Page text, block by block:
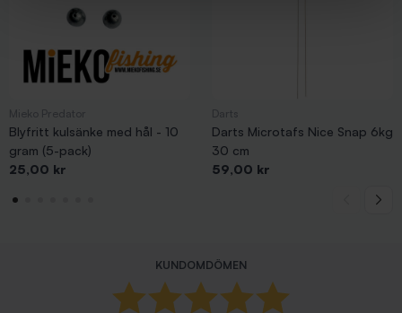
Blyfritt kulsänke med hål - 10
gram (5-pack)
Pris
25,00 kr
Darts Microtafs Nice Snap 6kg
30 cm
Pris
59,00 kr
KUNDOMDÖMEN